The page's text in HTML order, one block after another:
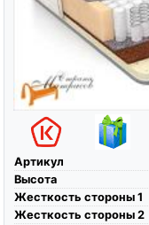
Артикул
Высота
Жесткость стороны 1
Жесткость стороны 2